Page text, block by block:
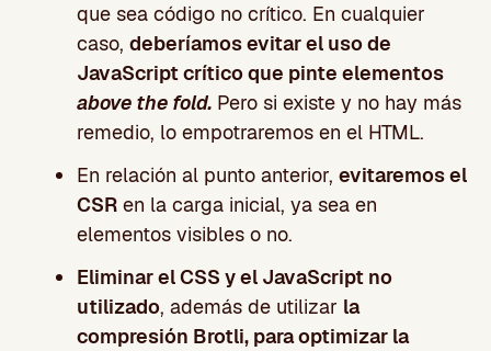
que sea código no crítico. En cualquier
caso, deberíamos evitar el uso de
JavaScript crítico que pinte elementos
above the fold. Pero si existe y no hay más
remedio, lo empotraremos en el HTML.
En relación al punto anterior, evitaremos el
CSR en la carga inicial, ya sea en
elementos visibles o no.
Eliminar el CSS y el JavaScript no
utilizado, además de utilizar la
compresión Brotli, para optimizar la